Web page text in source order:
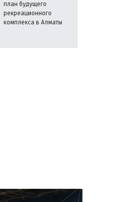
план будущего
рекреационного
комплекса в Алматы